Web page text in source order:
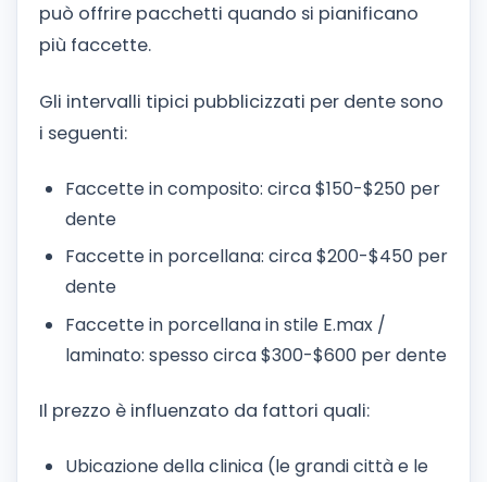
può offrire pacchetti quando si pianificano
più faccette.
Gli intervalli tipici pubblicizzati per dente sono
i seguenti:
Faccette in composito: circa $150-$250 per
dente
Faccette in porcellana: circa $200-$450 per
dente
Faccette in porcellana in stile E.max /
laminato: spesso circa $300-$600 per dente
Il prezzo è influenzato da fattori quali:
Ubicazione della clinica (le grandi città e le